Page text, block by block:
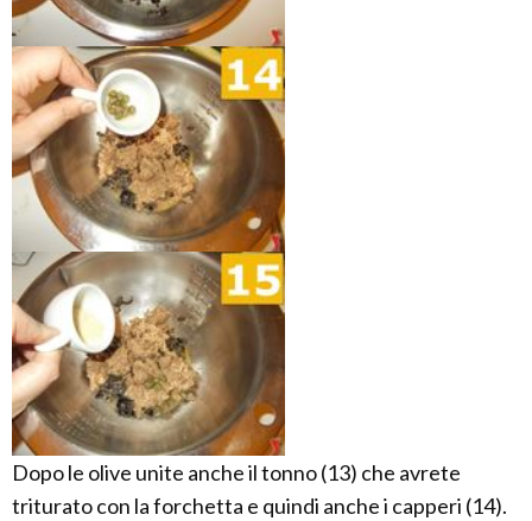
Dopo le olive unite anche il tonno (13) che avrete
triturato con la forchetta e quindi anche i capperi (14).